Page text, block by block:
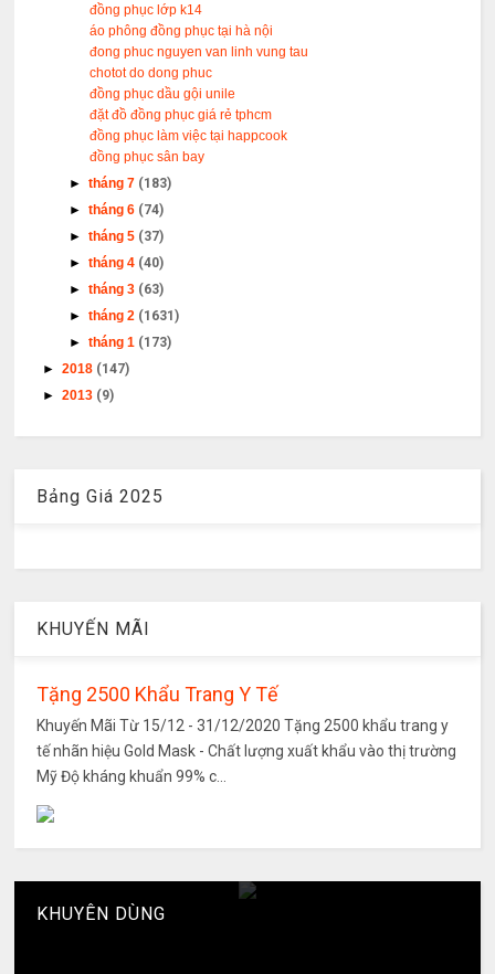
đồng phục lớp k14
áo phông đồng phục tại hà nội
đong phuc nguyen van linh vung tau
chotot do dong phuc
đồng phục dầu gội unile
đặt đồ đồng phục giá rẻ tphcm
đồng phục làm việc tại happcook
đồng phục sân bay
►tháng 7 (183)
►tháng 6 (74)
►tháng 5 (37)
►tháng 4 (40)
►tháng 3 (63)
►tháng 2 (1631)
►tháng 1 (173)
►2018 (147)
►2013 (9)
Bảng Giá 2025
KHUYẾN MÃI
Tặng 2500 Khẩu Trang Y Tế
Khuyến Mãi Từ 15/12 - 31/12/2020 Tặng 2500 khẩu trang y
tế nhãn hiệu Gold Mask - Chất lượng xuất khẩu vào thị trường
Mỹ Độ kháng khuẩn 99% c...
KHUYÊN DÙNG